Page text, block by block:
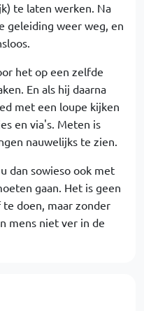
te laten werken. Na
geleiding weer weg, en
het op een zelfde
En als hij daarna
met een loupe kijken
en via's. Meten is
nauwelijks te zien.
dan sowieso ook met
gaan. Het is geen
doen, maar zonder
mens niet ver in de